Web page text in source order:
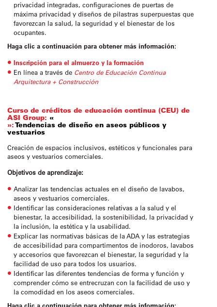
privacidad integradas, configuraciones de puertas de
máxima privacidad y diseños de pilastras superpuestas que
favorezcan la salud, la seguridad y el bienestar de los
ocupantes.
Haga clic a continuación para obtener más información:
Inscripción para el almuerzo y la formación
En línea a través de Centro de Educación Continua
Arquitectura + Construcción
Curso de créditos de educación continua (CEU) de
ASI Group: «
»:Tendencias de diseño en aseos públicos y
vestuarios
Creación de espacios inclusivos, estéticos y funcionales para
aseos y vestuarios comerciales.
Objetivos de aprendizaje:
Analizar las tendencias actuales en el diseño de lavabos,
aseos y vestuarios comerciales.
Identificar las consideraciones relativas a la salud y el
bienestar, la accesibilidad, la sostenibilidad, la privacidad y
la inclusión, la estética y la usabilidad.
Explicar las normativas básicas de la ADA y las estrategias
de accesibilidad para compartimentos de inodoros, lavabos
y accesorios que favorezcan el bienestar, la seguridad y la
facilidad de uso para todos los usuarios.
Identificar las diferentes tendencias de forma y función y
comprender cómo se entrecruzan con la facilidad de uso y
la comodidad en los aseos comerciales.
Haga clic a continuación para obtener más información: